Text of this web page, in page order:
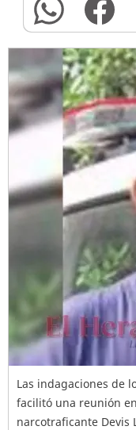
Las indagaciones de
facilitó una reunión
narcotraficante Devis